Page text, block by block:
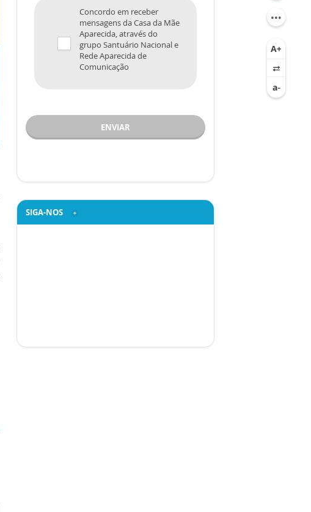
Concordo em receber
mensagens da Casa da Mãe
Aparecida, através do
grupo Santuário Nacional e
Rede Aparecida de
Comunicação
ENVIAR
SIGA-NOS